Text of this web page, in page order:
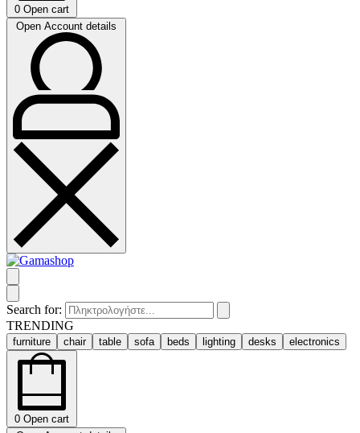
0 Open cart
Open Account details
Search for:
TRENDING
furniture chair table sofa beds lighting desks electronics
0 Open cart